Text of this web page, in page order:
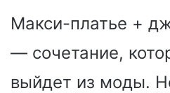
Макси-платье +
— сочетание,
выйдет из моды.